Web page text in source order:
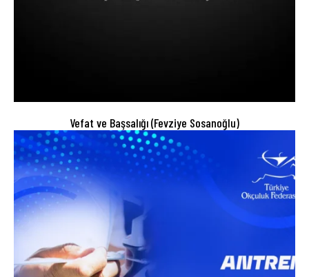
Vefat ve Başsalığı (Fevziye Sosanoğlu)